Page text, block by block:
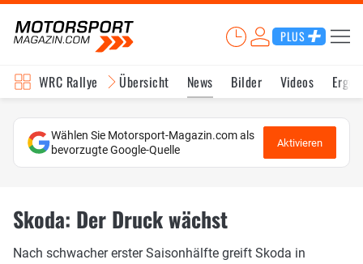
PLUS
WRC Rallye Übersicht News Bilder Videos
Wählen Sie Motorsport-Magazin.com als
bevorzugte Google-Quelle
Aktivieren
Skoda: Der Druck wächst
Nach schwacher erster Saisonhälfte greift Skoda in